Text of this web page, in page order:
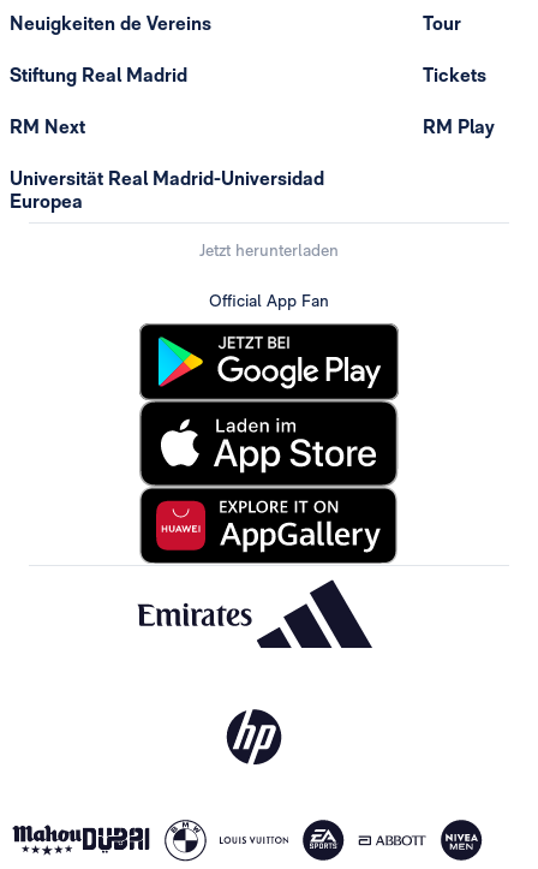
Neuigkeiten de Vereins
Stiftung Real Madrid
RM Next
Universität Real Madrid-Universidad
Europea
Tour
Tickets
RM Play
Jetzt herunterladen
Official App Fan